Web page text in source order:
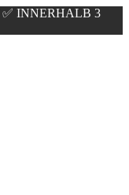
✅ INNERHALB 3